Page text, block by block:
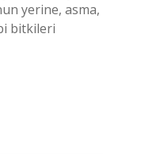
yerine, asma,
bitkileri